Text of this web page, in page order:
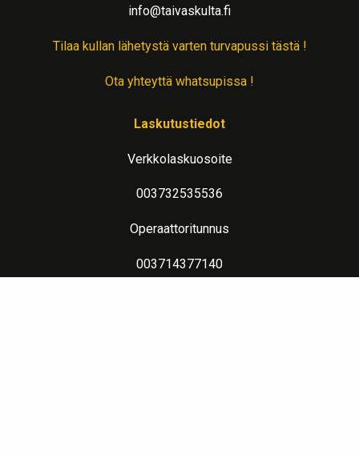
info@taivaskulta.fi
Tilaa kullan lähetystä varten turvapussi tästä !
Ota yhteyttä whatsupissa !
Laskutustiedot
Verkkolaskuosoite
003732535536
Operaattoritunnus
003714377140